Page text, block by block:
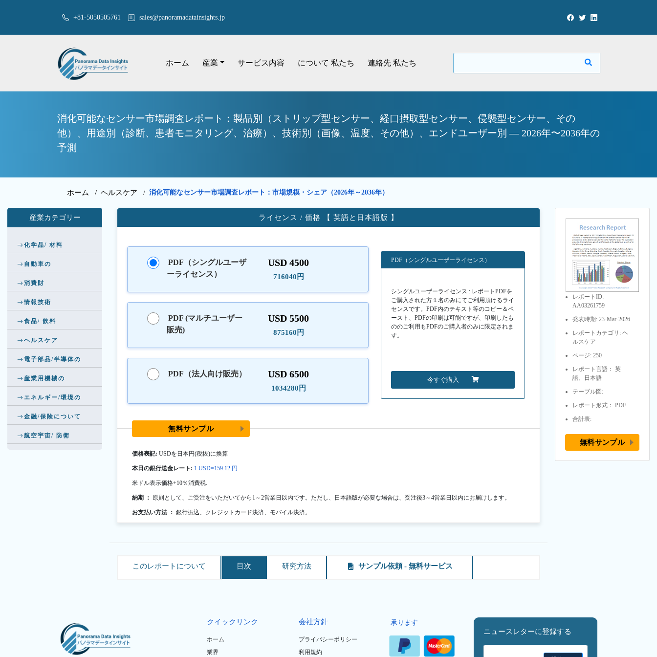
+81-5050505761 sales@panoramadatainsights.jp
ホーム 産業 サービス内容 について 私たち 連絡先 私たち
消化可能なセンサー市場調査レポート：製品別（ストリップ型センサー、経口摂取型センサー、侵襲型センサー、その
他）、用途別（診断、患者モニタリング、治療）、技術別（画像、温度、その他）、エンドユーザー別 — 2026年〜2036年の
予測
ホーム / ヘルスケア / 消化可能なセンサー市場調査レポート：市場規模・シェア（2026年～2036年）
産業カテゴリー
化学品/ 材料
自動車の
消費財
情報技術
食品/ 飲料
ヘルスケア
電子部品/半導体の
産業用機械の
エネルギー/環境の
金融/保険について
航空宇宙/ 防衛
ライセンス / 価格 【 英語と日本語版 】
PDF（シングルユーザ
ーライセンス）
USD 4500
716040円
PDF (マルチユーザー
販売)
USD 5500
875160円
PDF（法人向け販売） USD 6500
1034280円
PDF（シングルユーザーライセンス）
シングルユーザーライセンス : レポートPDFを
ご購入された方１名のみにてご利用頂けるライ
センスです。PDF内のテキスト等のコピー＆ペ
ースト、PDFの印刷は可能ですが、印刷したも
ののご利用もPDFのご購入者のみに限定されま
す。
今すぐ購入
無料サンプル
価格表記: USDを日本円(税抜)に換算
本日の銀行送金レート: 1 USD=159.12 円
米ドル表示価格+10％消費税.
納期 ： 原則として、ご受注をいただいてから1～2営業日以内です。ただし、日本語版が必要な場合は、受注後3～4営業日以内にお届けします。
お支払い方法 ： 銀行振込、クレジットカード決済、モバイル決済。
このレポートについて 目次 研究方法 サンプル依頼 - 無料サービス
レポートID:
AA03261759
発表時期: 23-Mar-2026
レポートカテゴリ: ヘ
ルスケア
ページ: 250
レポート言語： 英
語、日本語
テーブル図:
レポート形式： PDF
合計表:
無料サンプル
クイックリンク
ホーム
業界
会社方針
プライバシーポリシー
利用規約
承ります
ニュースレターに登録する